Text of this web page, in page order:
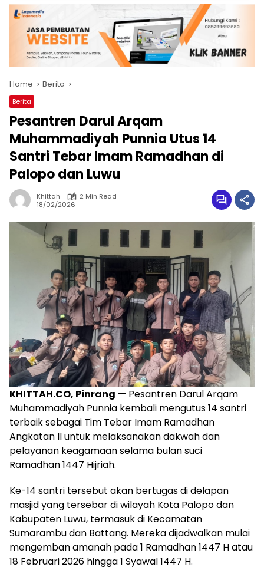
Home Berita
Berita
Pesantren Darul Arqam
Muhammadiyah Punnia Utus 14
Santri Tebar Imam Ramadhan di
Palopo dan Luwu
Khittah
2 Min Read
18/02/2026
KHITTAH.CO, Pinrang — Pesantren Darul Arqam
Muhammadiyah Punnia kembali mengutus 14 santri
terbaik sebagai Tim Tebar Imam Ramadhan
Angkatan II untuk melaksanakan dakwah dan
pelayanan keagamaan selama bulan suci
Ramadhan 1447 Hijriah.
Ke-14 santri tersebut akan bertugas di delapan
masjid yang tersebar di wilayah Kota Palopo dan
Kabupaten Luwu, termasuk di Kecamatan
Sumarambu dan Battang. Mereka dijadwalkan mulai
mengemban amanah pada 1 Ramadhan 1447 H atau
18 Februari 2026 hingga 1 Syawal 1447 H.